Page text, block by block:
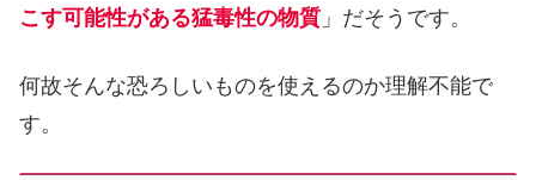
こす可能性がある猛毒性の物質 」だそうです。
何故そんな恐ろしいものを使えるのか理解不能で
す。